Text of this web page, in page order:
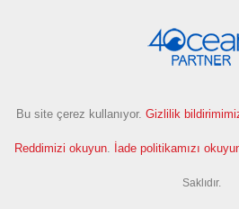
Bu site çerez kullanıyor. Gizlilik
Reddimizi okuyun. İade politikamızı
Saklıdır.